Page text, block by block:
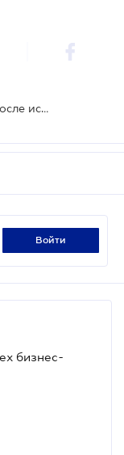
Когда задаток могут не вернуть даже после исполнения обязательства - ВС
войти
бизнес-